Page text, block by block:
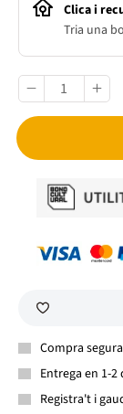
Clica i
Tria una
Compra segura
Entrega en 1-
Registra't i